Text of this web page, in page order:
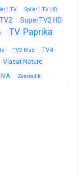
TV
Spíler1 TV HD
SuperTV2 HD
TV Paprika
TV2 Klub TV4
Viasat Nature
Zenebutik